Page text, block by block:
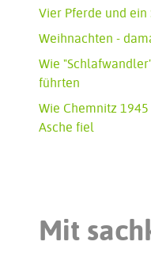
Vier Pferde und
Weihnachten -
Wie
führten
Wie Chemnitz
Asche fiel
Mit